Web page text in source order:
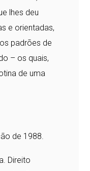
lhes deu
e orientadas,
padrões de
– os quais,
de uma
de 1988.
Direito